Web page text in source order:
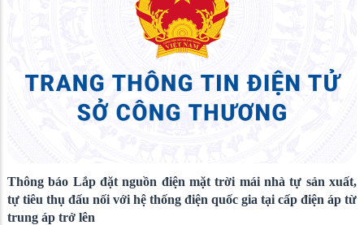
Thông báo Lắp đặt nguồn điện mặt trời mái nhà tự sản xuất,
tự tiêu thụ đấu nối với hệ thống điện quốc gia tại cấp điện áp từ
trung áp trở lên